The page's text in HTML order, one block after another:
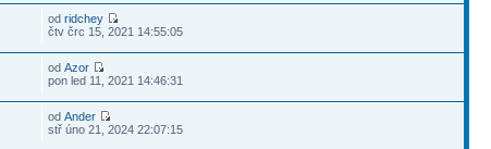
odridchey
čtv črc 15, 2021 14:55:05
odAzor
pon led 11, 2021 14:46:31
odAnder
stř úno 21, 2024 22:07:15